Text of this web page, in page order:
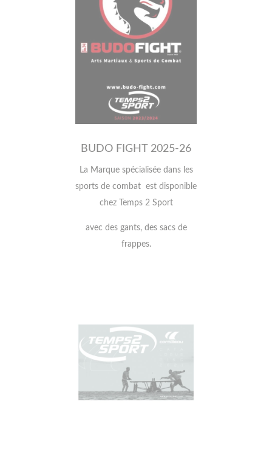
BUDO FIGHT 2025-26
La Marque spécialisée dans les
sports de combat est disponible
chez Temps 2 Sport
avec des gants, des sacs de
frappes.